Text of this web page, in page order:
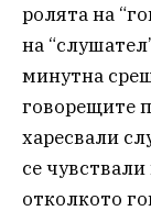
ролята на
на
минутна
говорещите
харесвали
се
отколкото